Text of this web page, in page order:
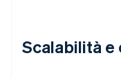
Scalabilità